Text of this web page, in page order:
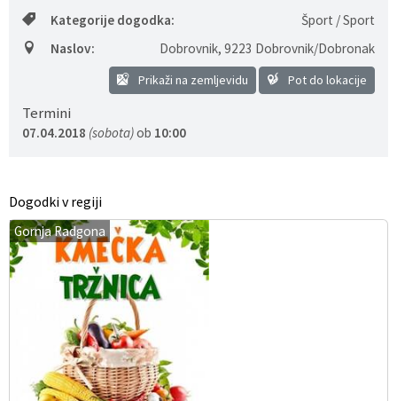
Kategorije dogodka:
Šport / Sport
Naslov:
Dobrovnik, 9223 Dobrovnik/Dobronak
Prikaži na zemljevidu Pot do lokacije
Termini
07.04.2018 (sobota)ob 10:00
Dogodki v regiji
Gornja Radgona
Predpisi - Előírások
Občinski časopis - Községi lap
Proračun - Költségvetés